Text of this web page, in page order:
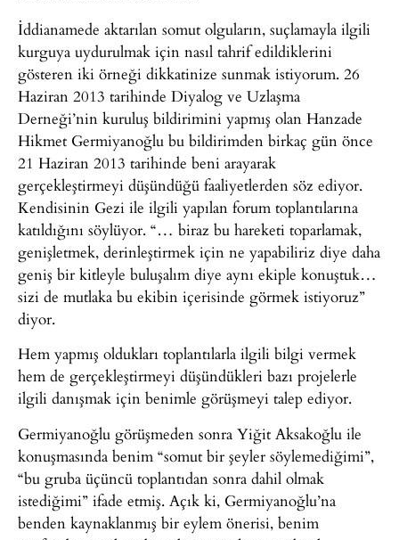
İddianamede aktarılan somut olguların, suçlamayla ilgili
kurguya uydurulmak için nasıl tahrif edildiklerini
gösteren iki örneği dikkatinize sunmak istiyorum. 26
Haziran 2013 tarihinde Diyalog ve Uzlaşma
Derneği’nin kuruluş bildirimini yapmış olan Hanzade
Hikmet Germiyanoğlu bu bildirimden birkaç gün önce
21 Haziran 2013 tarihinde beni arayarak
gerçekleştirmeyi düşündüğü faaliyetlerden söz ediyor.
Kendisinin Gezi ile ilgili yapılan forum toplantılarına
katıldığını söylüyor. “… biraz bu hareketi toparlamak,
genişletmek, derinleştirmek için ne yapabiliriz diye daha
geniş bir kitleyle buluşalım diye aynı ekiple konuştuk…
sizi de mutlaka bu ekibin içerisinde görmek istiyoruz”
diyor.
Hem yapmış oldukları toplantılarla ilgili bilgi vermek
hem de gerçekleştirmeyi düşündükleri bazı projelerle
ilgili danışmak için benimle görüşmeyi talep ediyor.
Germiyanoğlu görüşmeden sonra Yiğit Aksakoğlu ile
konuşmasında benim “somut bir şeyler söylemediğimi”,
“bu gruba üçüncü toplantıdan sonra dahil olmak
istediğimi” ifade etmiş. Açık ki, Germiyanoğlu’na
benden kaynaklanmış bir eylem önerisi, benim